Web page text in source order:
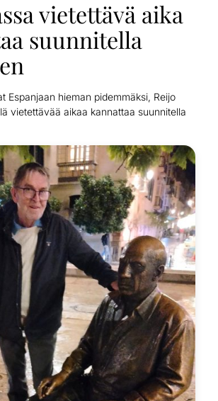
vietettävä aika
suunnitella
Espanjaan hieman pidemmäksi, Reijo
vietettävää aikaa kannattaa suunnitella